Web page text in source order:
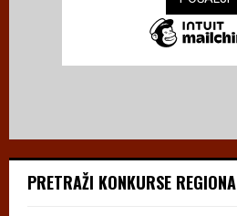
PRETRAŽI KONKURSE REGIONA